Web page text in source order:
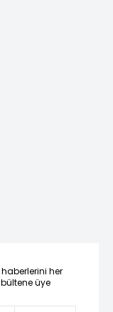
her
üye